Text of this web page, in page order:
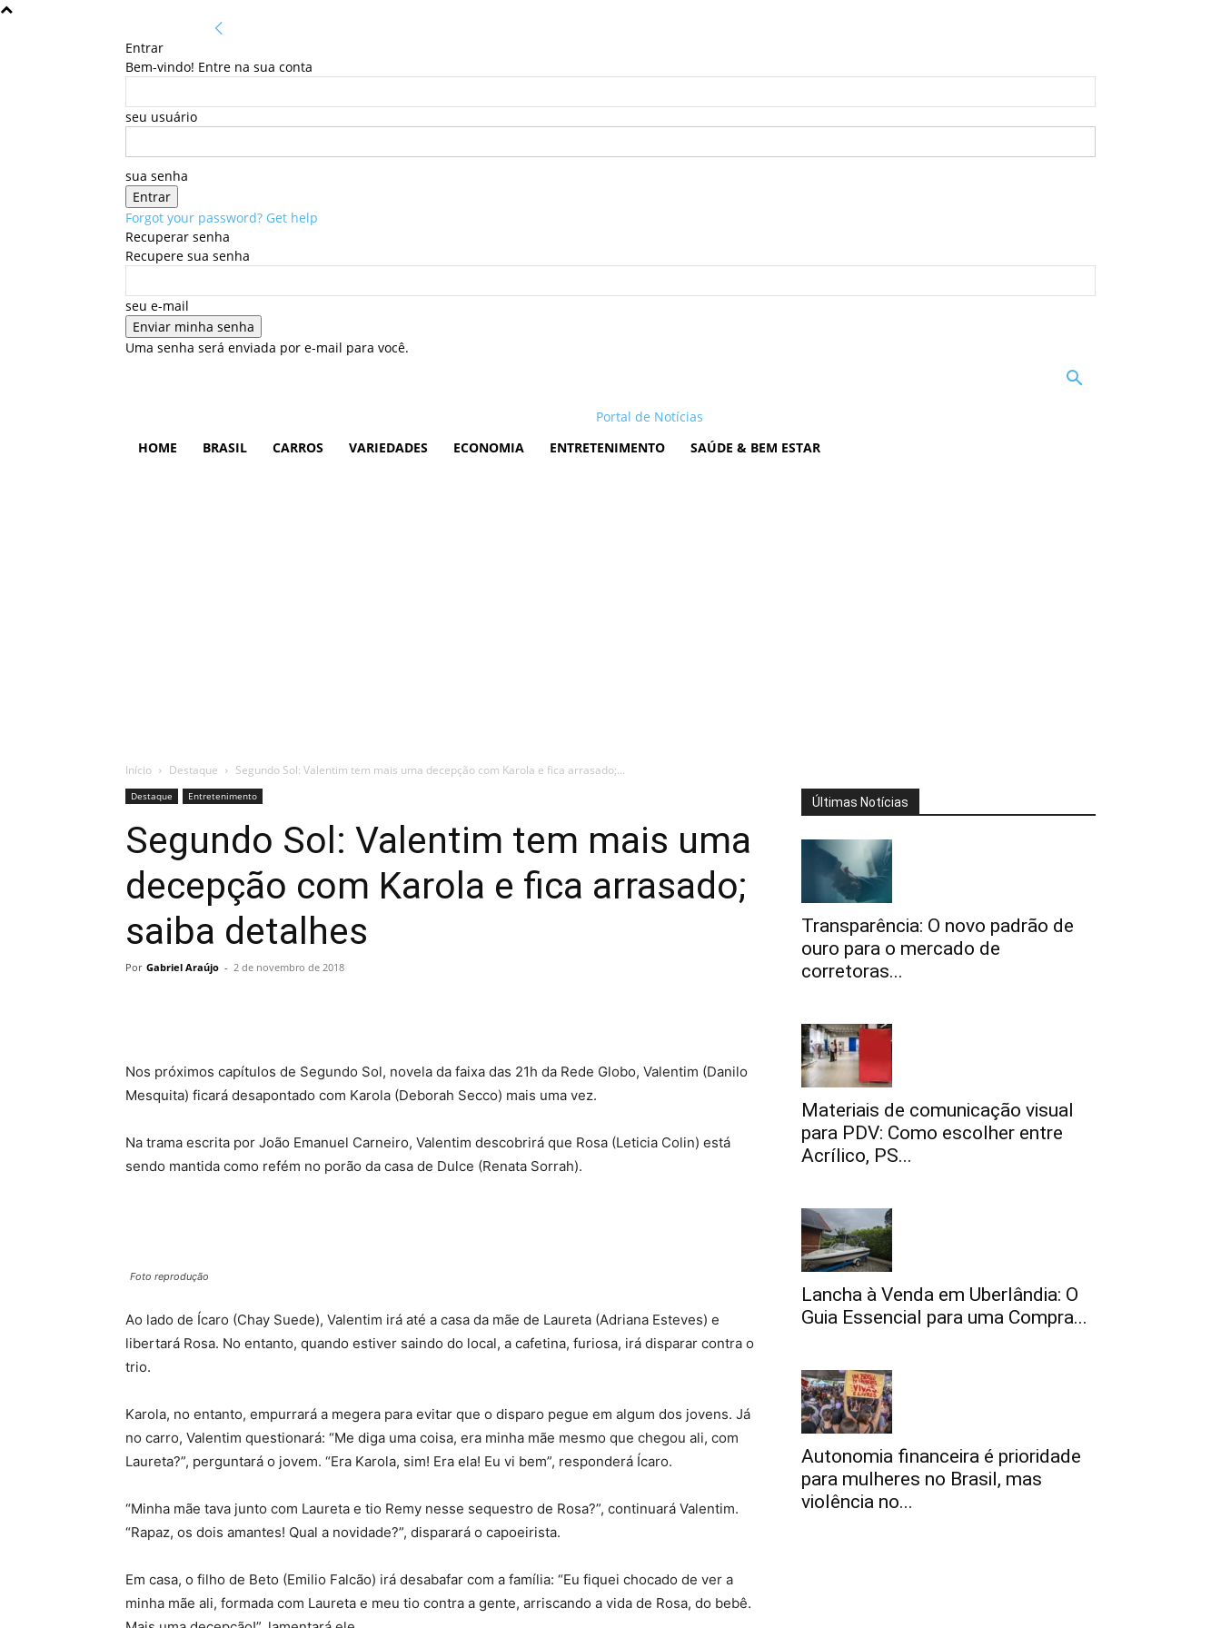
Entrar
Bem-vindo! Entre na sua conta
seu usuário
sua senha
Forgot your password? Get help
Recuperar senha
Recupere sua senha
seu e-mail
Uma senha será enviada por e-mail para você.
Portal de Notícias
HOME
BRASIL CARROS VARIEDADES ECONOMIA ENTRETENIMENTO SAÚDE & BEM ESTAR
Início Destaque Segundo Sol: Valentim tem mais uma decepção com Karola e fica arrasado;...
Destaque Entretenimento
Segundo Sol: Valentim tem mais uma
decepção com Karola e fica arrasado;
saiba detalhes
Por Gabriel Araújo - 2 de novembro de 2018
Nos próximos capítulos de Segundo Sol, novela da faixa das 21h da Rede Globo, Valentim (Danilo
Mesquita) ficará desapontado com Karola (Deborah Secco) mais uma vez.
Na trama escrita por João Emanuel Carneiro, Valentim descobrirá que Rosa (Leticia Colin) está
sendo mantida como refém no porão da casa de Dulce (Renata Sorrah).
Foto reprodução
Ao lado de Ícaro (Chay Suede), Valentim irá até a casa da mãe de Laureta (Adriana Esteves) e
libertará Rosa. No entanto, quando estiver saindo do local, a cafetina, furiosa, irá disparar contra o
trio.
Karola, no entanto, empurrará a megera para evitar que o disparo pegue em algum dos jovens. Já
no carro, Valentim questionará: “Me diga uma coisa, era minha mãe mesmo que chegou ali, com
Laureta?”, perguntará o jovem. “Era Karola, sim! Era ela! Eu vi bem”, responderá Ícaro.
“Minha mãe tava junto com Laureta e tio Remy nesse sequestro de Rosa?”, continuará Valentim.
“Rapaz, os dois amantes! Qual a novidade?”, disparará o capoeirista.
Em casa, o filho de Beto (Emilio Falcão) irá desabafar com a família: “Eu fiquei chocado de ver a
minha mãe ali, formada com Laureta e meu tio contra a gente, arriscando a vida de Rosa, do bebê.
Últimas Notícias
Transparência: O novo padrão de
ouro para o mercado de
corretoras...
Materiais de comunicação visual
para PDV: Como escolher entre
Acrílico, PS...
Lancha à Venda em Uberlândia: O
Guia Essencial para uma Compra...
Autonomia financeira é prioridade
para mulheres no Brasil, mas
violência no...